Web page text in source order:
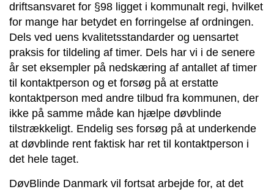
driftsansvaret for §98 ligget i kommunalt regi, hvilket
for mange har betydet en forringelse af ordningen.
Dels ved uens kvalitetsstandarder og uensartet
praksis for tildeling af timer. Dels har vi i de senere
år set eksempler på nedskæring af antallet af timer
til kontaktperson og et forsøg på at erstatte
kontaktperson med andre tilbud fra kommunen, der
ikke på samme måde kan hjælpe døvblinde
tilstrækkeligt. Endelig ses forsøg på at underkende
at døvblinde rent faktisk har ret til kontaktperson i
det hele taget.
DøvBlinde Danmark vil fortsat arbejde for, at det